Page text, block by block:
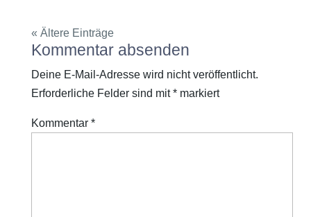
« Ältere Einträge
Kommentar absenden
Deine E-Mail-Adresse wird nicht veröffentlicht.
Erforderliche Felder sind mit*markiert
Kommentar *